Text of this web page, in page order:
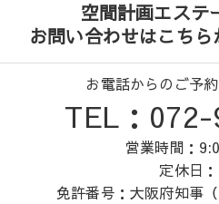
空間計画エステ
お問い合わせはこち
お電話からのご予
TEL：
営業時間：
定休日
免許番号：大阪府知事